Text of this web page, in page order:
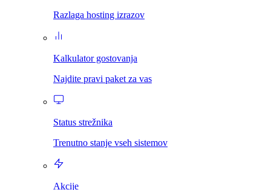
Razlaga hosting izrazov
Kalkulator gostovanja
Najdite pravi paket za vas
Status strežnika
Trenutno stanje vseh sistemov
Akcije